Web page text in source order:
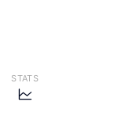
STATS